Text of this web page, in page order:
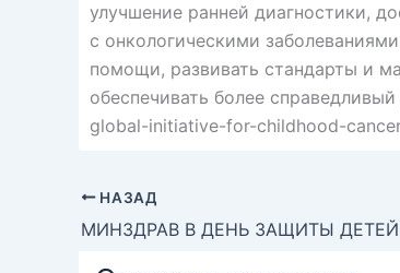
улучшение ранней диагностики,
с онкологическими
помощи, развивать стандарты и
обеспечивать более
global-initiative-for-childhood-
НАЗАД